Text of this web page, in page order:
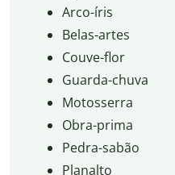
Arco-íris
Belas-artes
Couve-flor
Guarda-chuva
Motosserra
Obra-prima
Pedra-sabão
Planalto